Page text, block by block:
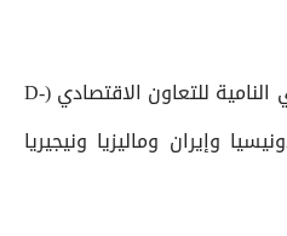
وتضم مجموعة الدول الثماني النامية للتعاون الاقتصادي (D-
وإيران وماليزيا ونيجيريا